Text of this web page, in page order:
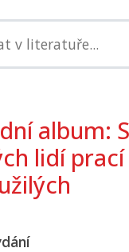
album:
lidí